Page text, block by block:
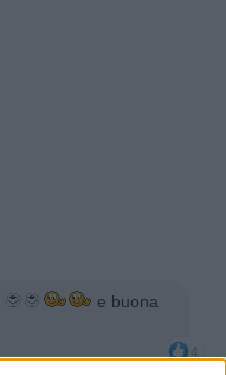
e buona
4